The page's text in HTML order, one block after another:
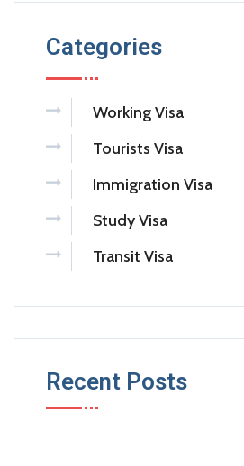
Categories
Working Visa
Tourists Visa
Immigration Visa
Study Visa
Transit Visa
Recent Posts